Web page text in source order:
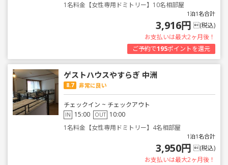
1名料金【女性専用ドミトリー】10名相部屋
1泊1名合計
3,916円 (税込)
お支払いは最大2ヶ月後！
ご予約で195ポイントを還元
ゲストハウスやすらぎ 中洲
8.7 非常に良い
チェックイン ~ チェックアウト
IN 15:00 OUT 10:00
1名料金【女性専用ドミトリー】4名相部屋
1泊1名合計
3,950円 (税込)
お支払いは最大2ヶ月後！